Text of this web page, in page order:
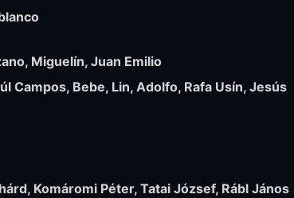
Miguelín, Juan Emilio
Campos, Bebe, Lin, Adolfo, Rafa Usín, Jesús
Komáromi Péter, Tatai József, Rábl János